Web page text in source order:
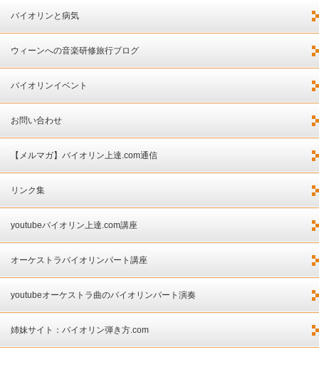
バイオリンと病気
ウィーンへの音楽研修旅行ブログ
バイオリンイベント
お問い合わせ
【メルマガ】バイオリン上達.com通信
リンク集
youtubeバイオリン上達.com講座
オーケストラバイオリンパート講座
youtubeオーケストラ曲のバイオリンパート演奏
姉妹サイト：バイオリン弾き方.com